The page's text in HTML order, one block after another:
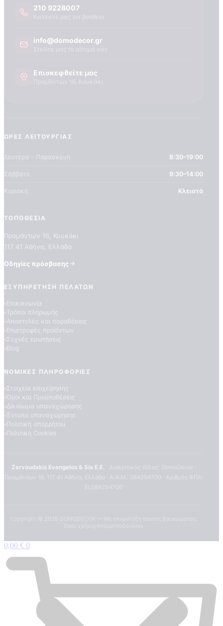
ΠΟΙΟΤΗΤΕΣ ΤΑΠΕΤΣΑΡΙΩΝ
ΕΠΕΞΗΓΗΣΗ ΣΥΜΒΟΛΩΝ
210 9228007
info@domodecor.gr
Επισκεφθείτε μας
ΏΡΕΣ ΛΕΙΤΟΥΡΓΊΑΣ
Δευτέρα – Παρασκευή 8:30–19:00
Σάββατο 9:30–14:00
Κυριακή Κλειστά
ΤΟΠΟΘΕΣΊΑ
Πραμάντων 16, Κουκάκι
117 41 Αθήνα, Ελλάδα
Οδηγίες πρόσβασης
ΕΞΥΠΗΡΈΤΗΣΗ ΠΕΛΑΤΏΝ
Επικοινωνία
Τρόποι πληρωμής
Αποστολές και παραδόσεις
Επιστροφές προϊόντων
Συχνές ερωτήσεις
Blog
ΝΟΜΙΚΈΣ ΠΛΗΡΟΦΟΡΊΕΣ
Στοιχεία επιχείρησης
Όροι και Προϋποθέσεις
Δικαίωμα υπαναχώρησης
Έντυπο υπαναχώρησης
Πολιτική απορρήτου
Πολιτική Cookies
Zervoudakis Evangelos & Sia E.E.
0,00 € 0